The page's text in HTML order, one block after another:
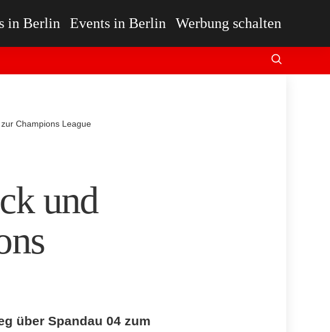
in Berlin Events in Berlin Werbung schalten
Champions League
und
über Spandau 04 zum